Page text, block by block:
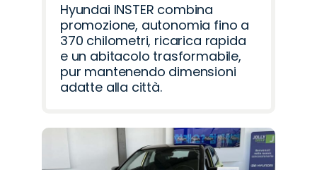
Hyundai INSTER combina
promozione, autonomia fino a
370 chilometri, ricarica rapida
e un abitacolo trasformabile,
pur mantenendo dimensioni
adatte alla città.